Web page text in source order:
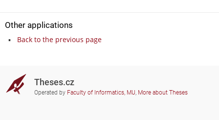
Other applications
Back to the previous page
Theses.cz
Operated by Faculty of Informatics, MU, More about Theses